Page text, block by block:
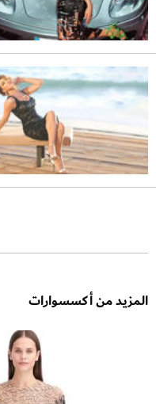
المزيد من أكسسوارات